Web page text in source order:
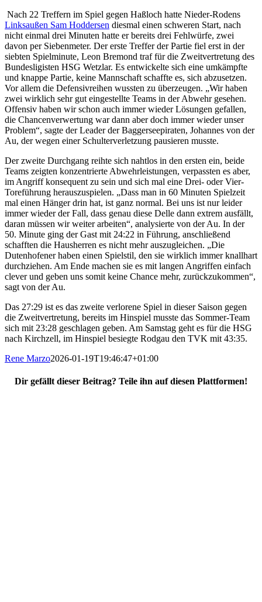
Nach 22 Treffern im Spiel gegen Haßloch hatte Nieder-Rodens
Linksaußen Sam Hoddersen diesmal einen schweren Start, nach
nicht einmal drei Minuten hatte er bereits drei Fehlwürfe, zwei
davon per Siebenmeter. Der erste Treffer der Partie fiel erst in der
siebten Spielminute, Leon Bremond traf für die Zweitvertretung des
Bundesligisten HSG Wetzlar. Es entwickelte sich eine umkämpfte
und knappe Partie, keine Mannschaft schaffte es, sich abzusetzen.
Vor allem die Defensivreihen wussten zu überzeugen. „Wir haben
zwei wirklich sehr gut eingestellte Teams in der Abwehr gesehen.
Offensiv haben wir schon auch immer wieder Lösungen gefallen,
die Chancenverwertung war dann aber doch immer wieder unser
Problem“, sagte der Leader der Baggerseepiraten, Johannes von der
Au, der wegen einer Schulterverletzung pausieren musste.
Der zweite Durchgang reihte sich nahtlos in den ersten ein, beide
Teams zeigten konzentrierte Abwehrleistungen, verpassten es aber,
im Angriff konsequent zu sein und sich mal eine Drei- oder Vier-
Toreführung herauszuspielen. „Dass man in 60 Minuten Spielzeit
mal einen Hänger drin hat, ist ganz normal. Bei uns ist nur leider
immer wieder der Fall, dass genau diese Delle dann extrem ausfällt,
daran müssen wir weiter arbeiten“, analysierte von der Au. In der
50. Minute ging der Gast mit 24:22 in Führung, anschließend
schafften die Hausherren es nicht mehr auszugleichen. „Die
Dutenhofener haben einen Spielstil, den sie wirklich immer knallhart
durchziehen. Am Ende machen sie es mit langen Angriffen einfach
clever und geben uns somit keine Chance mehr, zurückzukommen“,
sagt von der Au.
Das 27:29 ist es das zweite verlorene Spiel in dieser Saison gegen
die Zweitvertretung, bereits im Hinspiel musste das Sommer-Team
sich mit 23:28 geschlagen geben. Am Samstag geht es für die HSG
nach Kirchzell, im Hinspiel besiegte Rodgau den TVK mit 43:35.
Rene Marzo2026-01-19T19:46:47+01:00
Dir gefällt dieser Beitrag? Teile ihn auf diesen Plattformen!